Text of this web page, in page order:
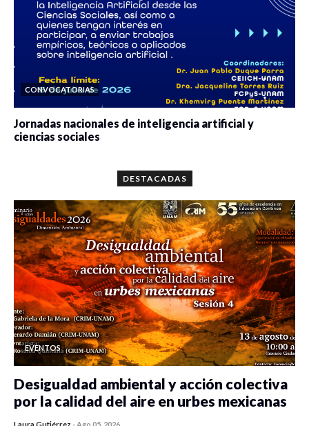
CONVOCATORIAS
Jornadas nacionales de inteligencia artificial y
ciencias sociales
DESTACADAS
EVENTOS
Desigualdad ambiental y acción colectiva
por la calidad del aire en urbes mexicanas